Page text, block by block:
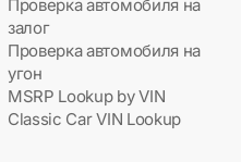
Проверка автомобиля на
залог
Проверка автомобиля на
угон
MSRP Lookup by VIN
Classic Car VIN Lookup